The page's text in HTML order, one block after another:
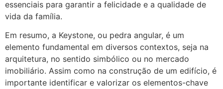
essenciais para garantir a felicidade e a qualidade de
vida da família.
Em resumo, a Keystone, ou pedra angular, é um
elemento fundamental em diversos contextos, seja na
arquitetura, no sentido simbólico ou no mercado
imobiliário. Assim como na construção de um edifício, é
importante identificar e valorizar os elementos-chave